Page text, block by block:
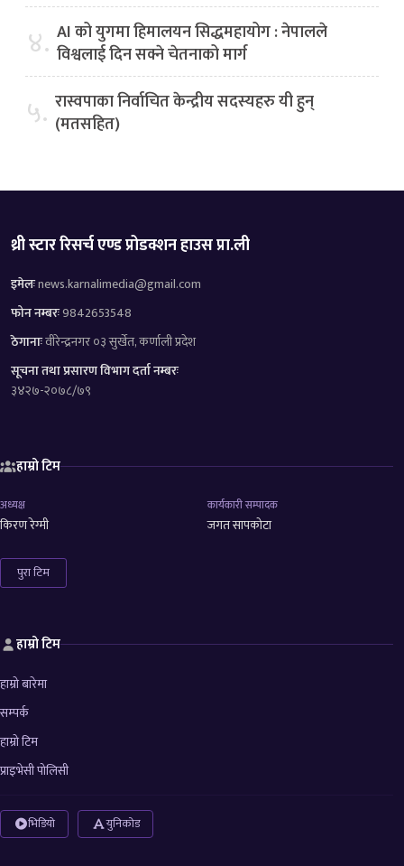
४. AI को युगमा हिमालयन सिद्धमहायोग : नेपालले
विश्वलाई दिन सक्ने चेतनाको मार्ग
५. रास्वपाका निर्वाचित केन्द्रीय सदस्यहरु यी हुन्
(मतसहित)
थ्री स्टार रिसर्च एण्ड प्रोडक्शन हाउस प्रा.ली
इमेलःnews.karnalimedia@gmail.com
फोन नम्बरः9842653548
ठेगानाःवीरेन्द्रनगर ०३ सुर्खेत, कर्णाली प्रदेश
सूचना तथा प्रसारण विभाग दर्ता नम्बरः
३४२७-२०७८/७९
हाम्रो टिम
अध्यक्ष
किरण रेग्मी
कार्यकारी सम्पादक
जगत सापकोटा
पुरा टिम
हाम्रो टिम
हाम्रो बारेमा
सम्पर्क
हाम्रो टिम
प्राइभेसी पोलिसी
भिडियो युनिकोड